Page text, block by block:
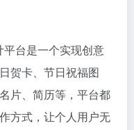
台是一个实现创意
贺卡、节日祝福图
片、简历等，平台都
方式，让个人用户无